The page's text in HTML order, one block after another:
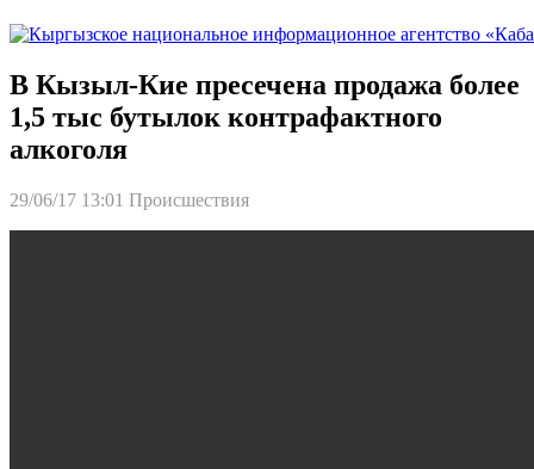
В Кызыл-Кие пресечена продажа более
1,5 тыс бутылок контрафактного
алкоголя
29/06/17 13:01 Происшествия